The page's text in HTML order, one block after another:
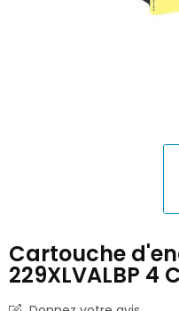
Cartouche
229XLVALBP